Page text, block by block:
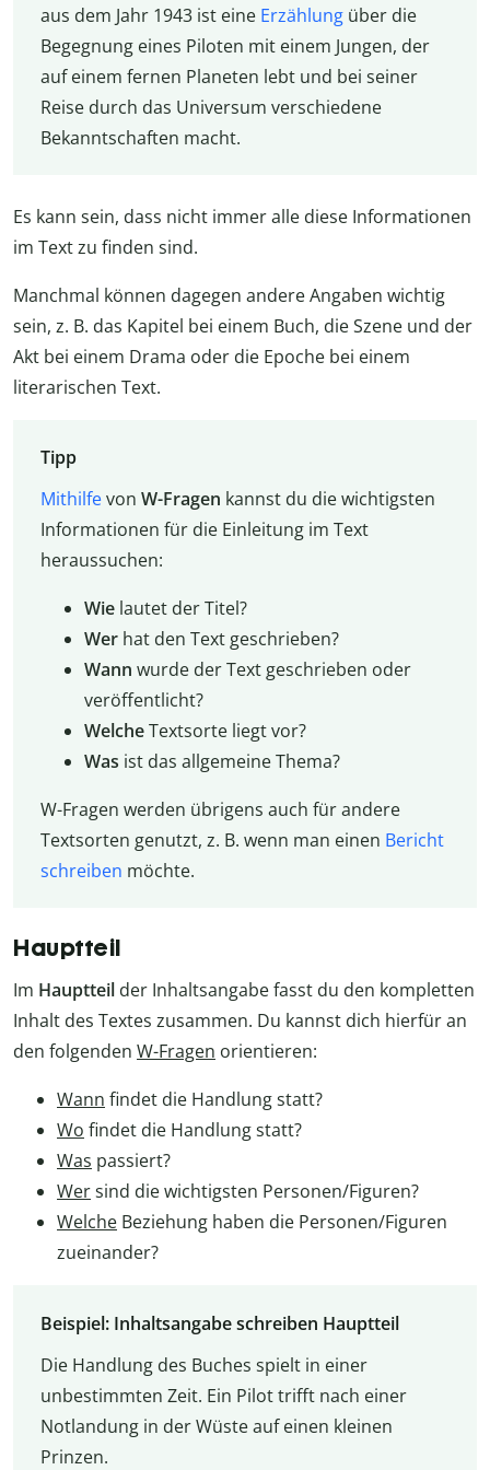
aus dem Jahr 1943 ist eine Erzählungüber die
Begegnung eines Piloten mit einem Jungen, der
auf einem fernen Planeten lebt und bei seiner
Reise durch das Universum verschiedene
Bekanntschaften macht.
Es kann sein, dass nicht immer alle diese Informationen
im Text zu finden sind.
Manchmal können dagegen andere Angaben wichtig
sein, z. B. das Kapitel bei einem Buch, die Szene und der
Akt bei einem Drama oder die Epoche bei einem
literarischen Text.
Tipp
Mithilfevon W-Fragen kannst du die wichtigsten
Informationen für die Einleitung im Text
heraussuchen:
Wie lautet der Titel?
Wer hat den Text geschrieben?
Wann wurde der Text geschrieben oder
veröffentlicht?
WelcheTextsorte liegt vor?
Was ist das allgemeine Thema?
W-Fragen werden übrigens auch für andere
Textsorten genutzt, z. B. wenn man einen Bericht
schreiben möchte.
Hauptteil
Im Hauptteil der Inhaltsangabe fasst du den kompletten
Inhalt des Textes zusammen. Du kannst dich hierfür an
den folgenden W-Fragen orientieren:
Wann findet die Handlung statt?
Wo findet die Handlung statt?
Was passiert?
Wersind die wichtigsten Personen/Figuren?
Welche Beziehung haben die Personen/Figuren
zueinander?
Beispiel: Inhaltsangabe schreiben Hauptteil
Die Handlung des Buches spielt in einer
unbestimmten Zeit. Ein Pilot trifft nach einer
Notlandung in der Wüste auf einen kleinen
Prinzen.